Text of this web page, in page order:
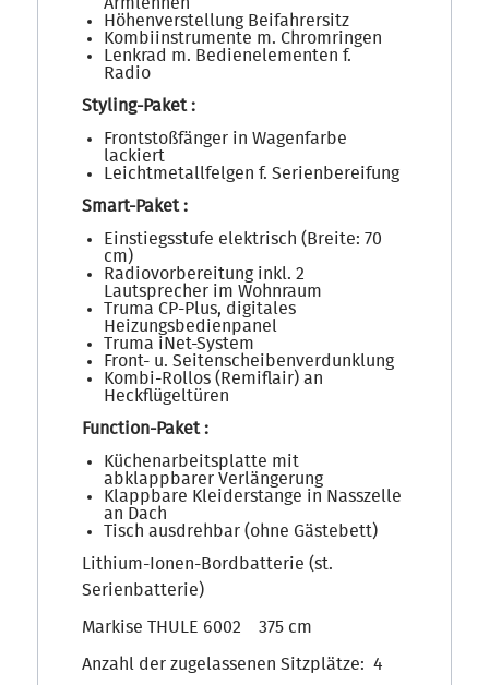
Höhenverstellung Beifahrersitz
Kombiinstrumente m. Chromringen
Lenkrad m. Bedienelementen f.
Radio
Styling-Paket :
Frontstoßfänger in Wagenfarbe
lackiert
Leichtmetallfelgen f. Serienbereifung
Smart-Paket :
Einstiegsstufe elektrisch (Breite: 70
cm)
Radiovorbereitung inkl. 2
Lautsprecher im Wohnraum
Truma CP-Plus, digitales
Heizungsbedienpanel
Truma iNet-System
Front- u. Seitenscheibenverdunklung
Kombi-Rollos (Remiflair) an
Heckflügeltüren
Function-Paket :
Küchenarbeitsplatte mit
abklappbarer Verlängerung
Klappbare Kleiderstange in Nasszelle
an Dach
Tisch ausdrehbar (ohne Gästebett)
Lithium-Ionen-Bordbatterie (st.
Serienbatterie)
Markise THULE 6002 375 cm
Anzahl der zugelassenen Sitzplätze: 4